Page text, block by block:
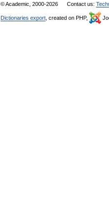
© Academic, 2000-2026 Contact us:
Dictionaries export , created on PHP,